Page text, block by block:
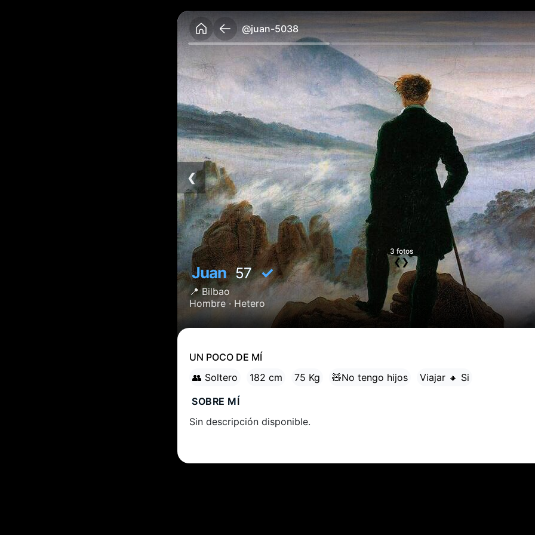
@juan-5038
Juan57✓
📍Bilbao
Hombre · Hetero
❮
3 fotos
❮❯
UN POCO DE MÍ
👥 Soltero
182 cm 75 Kg 🧸No tengo hijos
Viajar 🔸 Si
SOBRE MÍ
Sin descripción disponible.